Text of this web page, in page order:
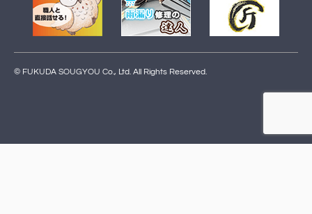
© FUKUDA SOUGYOU Co., Ltd. All Rights Reserved.